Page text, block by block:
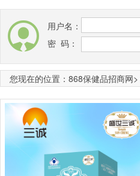
用户名：
密 码：
您现在的位置： 868保健品招商网>